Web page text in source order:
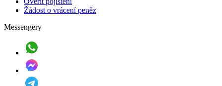
Žádost o vrácení peněz
Messengery